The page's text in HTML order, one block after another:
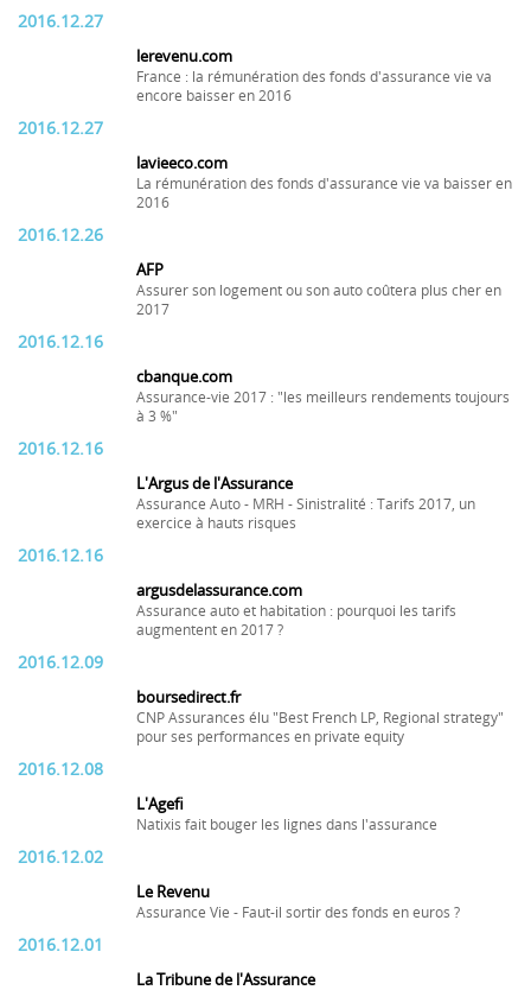
2016.12.27
lerevenu.com
France : la rémunération des fonds d'assurance vie va
encore baisser en 2016
2016.12.27
lavieeco.com
La rémunération des fonds d'assurance vie va baisser en
2016
2016.12.26
AFP
Assurer son logement ou son auto coûtera plus cher en
2017
2016.12.16
cbanque.com
Assurance-vie 2017 : "les meilleurs rendements toujours
à 3 %"
2016.12.16
L'Argus de l'Assurance
Assurance Auto - MRH - Sinistralité : Tarifs 2017, un
exercice à hauts risques
2016.12.16
argusdelassurance.com
Assurance auto et habitation : pourquoi les tarifs
augmentent en 2017 ?
2016.12.09
boursedirect.fr
CNP Assurances élu "Best French LP, Regional strategy"
pour ses performances en private equity
2016.12.08
L'Agefi
Natixis fait bouger les lignes dans l'assurance
2016.12.02
Le Revenu
Assurance Vie - Faut-il sortir des fonds en euros ?
2016.12.01
La Tribune de l'Assurance